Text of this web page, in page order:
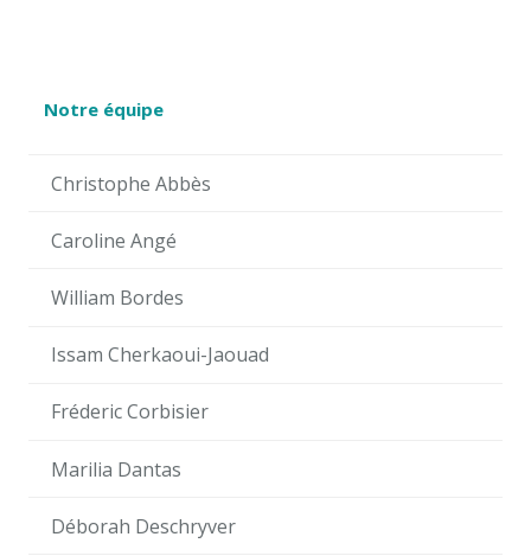
Notre équipe
Christophe Abbès
Caroline Angé
William Bordes
Issam Cherkaoui-Jaouad
Fréderic Corbisier
Marilia Dantas
Déborah Deschryver